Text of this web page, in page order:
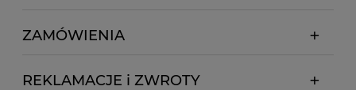
ZAMÓWIENIA
REKLAMACJE i ZWROTY